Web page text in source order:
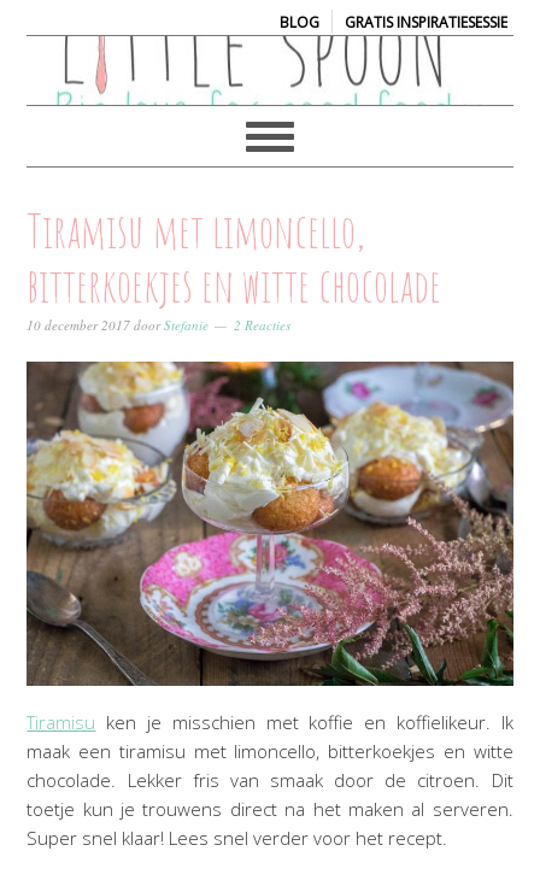
BLOG| GRATIS INSPIRATIESESSIE
Tiramisu met limoncello,
bitterkoekjes en witte chocolade
10 december 2017 doorStefanie 2 Reacties
Tiramisu ken je misschien met koffie en koffielikeur. Ik
maak een tiramisu met limoncello, bitterkoekjes en witte
chocolade. Lekker fris van smaak door de citroen. Dit
toetje kun je trouwens direct na het maken al serveren.
Super snel klaar! Lees snel verder voor het recept.